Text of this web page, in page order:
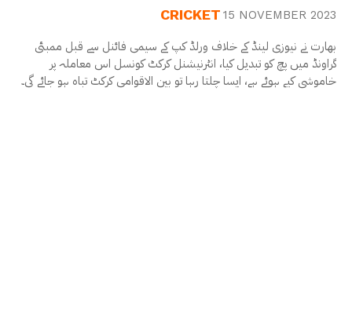
CRICKET 15 NOVEMBER 2023
بھارت نے نیوزی لینڈ کے خلاف ورلڈ کپ کے سیمی فائنل سے قبل ممبئی
گراونڈ میں پچ کو تبدیل کیا، انٹرنیشنل کرکٹ کونسل اس معاملہ پر
خاموشی کیے ہوئے ہے، ایسا چلتا رہا تو بین الاقوامی کرکٹ تباہ ہو جائے گی۔